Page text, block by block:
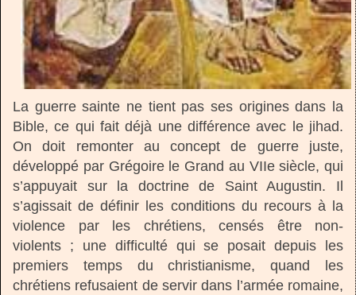
La guerre sainte ne tient pas ses origines dans la
Bible, ce qui fait déjà une différence avec le jihad.
On doit remonter au concept de guerre juste,
développé par Grégoire le Grand au VIIe siècle, qui
s’appuyait sur la doctrine de Saint Augustin. Il
s’agissait de définir les conditions du recours à la
violence par les chrétiens, censés être non-
violents ; une difficulté qui se posait depuis les
premiers temps du christianisme, quand les
chrétiens refusaient de servir dans l’armée romaine,